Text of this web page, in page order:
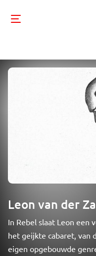
Leon van der
In Rebel slaat Leon een
het geijkte cabaret, van
eigen opgebouwde